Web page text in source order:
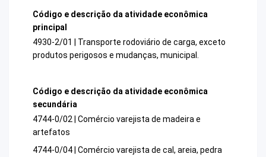
Código e descrição da atividade econômica
principal
4930-2/01 | Transporte rodoviário de carga, exceto
produtos perigosos e mudanças, municipal.
Código e descrição da atividade econômica
secundária
4744-0/02 | Comércio varejista de madeira e
artefatos
4744-0/04 | Comércio varejista de cal, areia, pedra